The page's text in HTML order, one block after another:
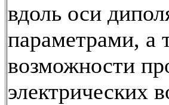
вдоль оси
параметрами, а
возможности
электрических